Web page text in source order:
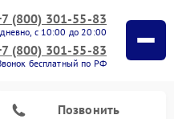
(800) 301-55-83
с 10:00 до 20:00
(800) 301-55-83
бесплатный по РФ
Позвонить